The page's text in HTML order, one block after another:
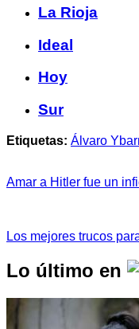
La Rioja
Ideal
Hoy
Sur
Etiquetas: Álvaro
Amar a Hitler fue un
Los mejores trucos
Lo último en